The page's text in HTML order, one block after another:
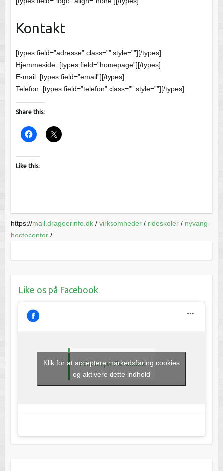
Kontakt
[types field=”adresse” class=”” style=””][/types]
Hjemmeside: [types field=”homepage”][/types]
E-mail: [types field=”email”][/types]
Telefon: [types field=”telefon” class=”” style=””][/types]
Share this:
Like this:
https://mail.dragoerinfo.dk/ virksomheder/ rideskoler/ nyvang-
hestecenter/
Like os på Facebook
Like os på Facebook
Klik for at acceptere markedsføring cookies
og aktivere dette indhold